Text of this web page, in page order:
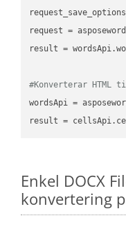
request
result =
#Konverterar HTML
wordsApi =
result =
Enkel DOCX
konvertering